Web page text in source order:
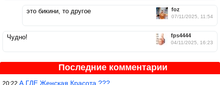
foz
07/11/2025, 11:54
это бикини, то другое
fps4444
04/11/2025, 16:23
Чудно!
Последние комментарии
20:22 А ГДЕ Женская Красота ???